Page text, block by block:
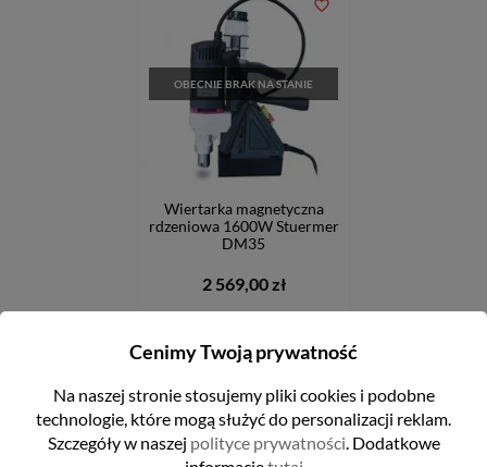
OBECNIE BRAK NA STANIE
Wiertarka magnetyczna
rdzeniowa 1600W Stuermer
DM35
2 569,00 zł
favorite_border
Cenimy Twoją prywatność
Na naszej stronie stosujemy pliki cookies i podobne
technologie, które mogą służyć do personalizacji reklam.
Szczegóły w naszej polityce prywatności. Dodatkowe